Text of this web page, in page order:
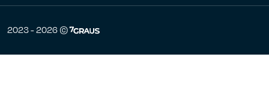
2023 - 2026 ©7Graus